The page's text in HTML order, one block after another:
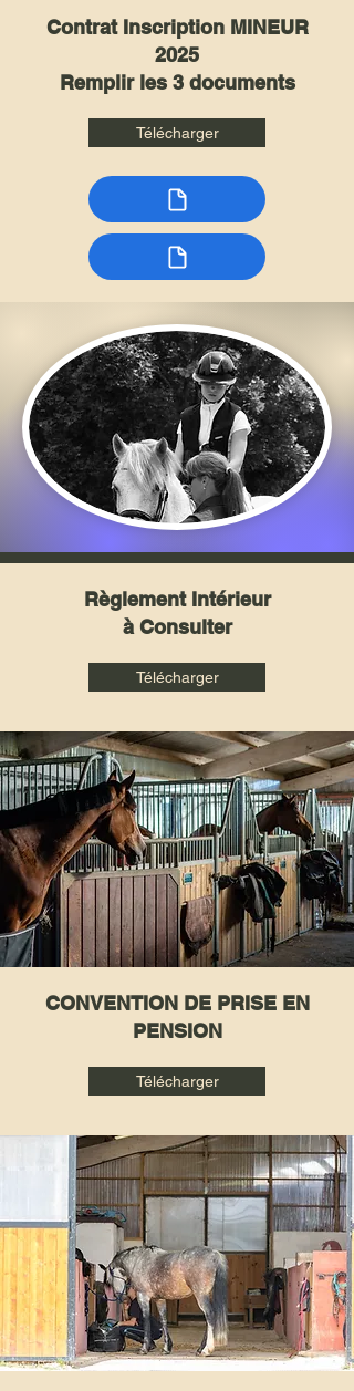
Contrat Inscription MINEUR
2025
Remplir les 3 documents
Télécharger
Règlement Intérieur
à Consulter
Télécharger
CONVENTION DE PRISE EN
PENSION
Télécharger